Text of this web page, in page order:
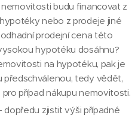
budu financovat z
nebo z prodeje jiné
prodejní cena této
hypotéku dosáhnu?
na hypotéku, pak je
tedy vědět,
případ nákupu nemovitosti.
dopředu zjistit výši případné